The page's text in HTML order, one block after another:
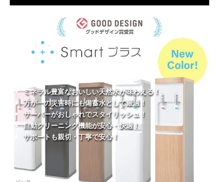
ミネラル豊富なおいしい天然水が味わえる！
万が一の災害時にも備蓄水として最適！
サーバーがおしゃれでスタイリッシュ！
自動クリーニング機能が安心・快適！
サポートも親切・丁寧で安心！